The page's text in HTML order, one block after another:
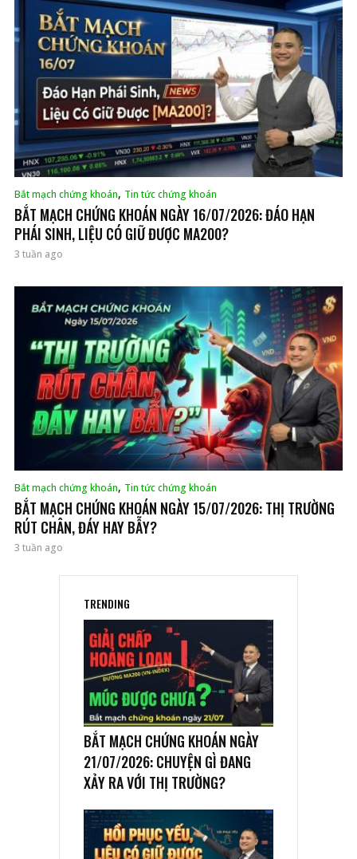
Bắt mạch chứng khoán, Tin tức chứng khoán
BẮT MẠCH CHỨNG KHOÁN NGÀY 16/07/2026: ĐÁO HẠN
PHÁI SINH, LIỆU CÓ GIỮ ĐƯỢC MA200?
3 tuần ago
Bắt mạch chứng khoán, Tin tức chứng khoán
BẮT MẠCH CHỨNG KHOÁN NGÀY 15/07/2026: THỊ TRƯỜNG
RÚT CHÂN, ĐÁY HAY BẪY?
3 tuần ago
TRENDING
BẮT MẠCH CHỨNG KHOÁN NGÀY
21/07/2026: CHUYỆN GÌ ĐANG
XẢY RA VỚI THỊ TRƯỜNG?